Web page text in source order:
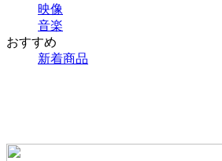
映像
音楽
おすすめ
新着商品